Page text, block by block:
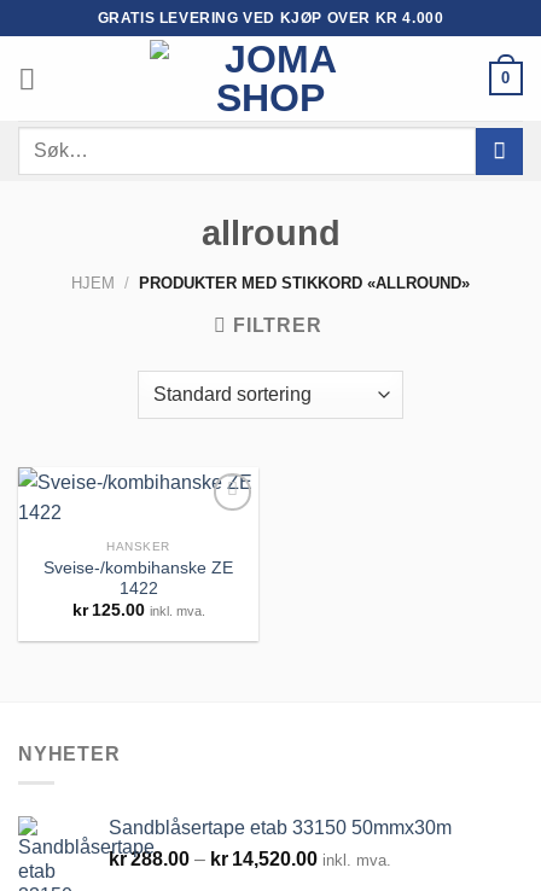
content
GRATIS LEVERING VED KJØP OVER KR 4.000
0
Søk
allround
HJEM / PRODUKTER MED STIKKORD «ALLROUND»
FILTRER
huskeliste
HANSKER
Sveise-/kombihanske ZE
1422
kr 125.00 inkl. mva.
NYHETER
Sandblåsertape etab 33150 50mmx30m
kr288.00 – kr 14,520.00Prisområde:
inkl. mva.